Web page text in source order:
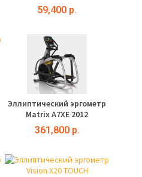
59,400 р.
Эллиптический эргометр
Matrix A7XE 2012
361,800 р.